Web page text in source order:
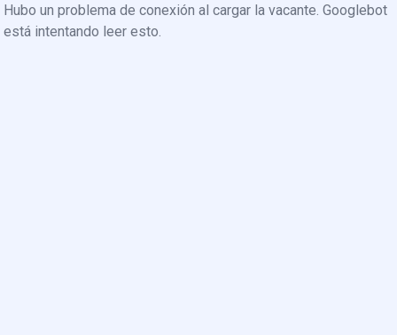
Hubo un problema de conexión al cargar la vacante. Googlebot
está intentando leer esto.